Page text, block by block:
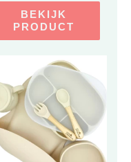
BEKIJK
PRODUCT